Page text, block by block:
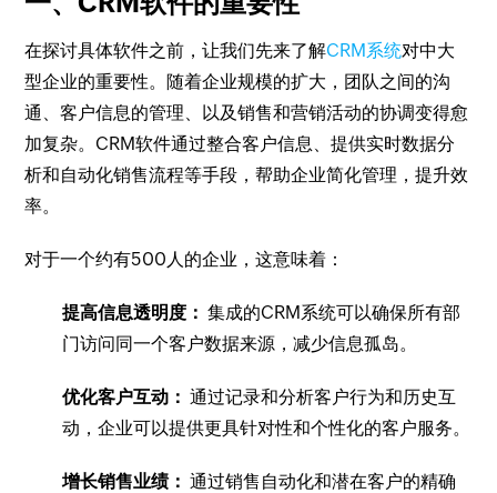
在探讨具体软件之前，让我们先来了解CRM系统对中大
型企业的重要性。随着企业规模的扩大，团队之间的沟
通、客户信息的管理、以及销售和营销活动的协调变得愈
加复杂。CRM软件通过整合客户信息、提供实时数据分
析和自动化销售流程等手段，帮助企业简化管理，提升效
率。
对于一个约有500人的企业，这意味着：
提高信息透明度： 集成的CRM系统可以确保所有部
门访问同一个客户数据来源，减少信息孤岛。
优化客户互动： 通过记录和分析客户行为和历史互
动，企业可以提供更具针对性和个性化的客户服务。
增长销售业绩： 通过销售自动化和潜在客户的精确